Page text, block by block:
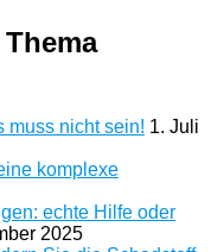
muss nicht sein! 1. Juli
komplexe
echte Hilfe oder
2025